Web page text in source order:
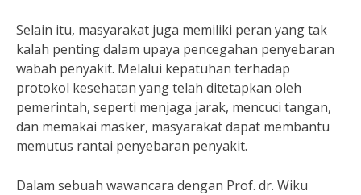
Selain itu, masyarakat juga memiliki peran yang tak
kalah penting dalam upaya pencegahan penyebaran
wabah penyakit. Melalui kepatuhan terhadap
protokol kesehatan yang telah ditetapkan oleh
pemerintah, seperti menjaga jarak, mencuci tangan,
dan memakai masker, masyarakat dapat membantu
memutus rantai penyebaran penyakit.
Dalam sebuah wawancara dengan Prof. dr. Wiku